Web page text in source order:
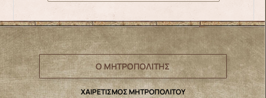
Ο ΜΗΤΡΟΠΟΛΙΤΗΣ
ΧΑΙΡΕΤΙΣΜΟΣ ΜΗΤΡΟΠΟΛΙΤΟΥ